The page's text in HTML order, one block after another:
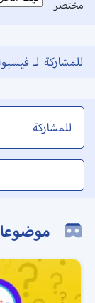
مختصر
للمشاركة لـ
للمشاركة